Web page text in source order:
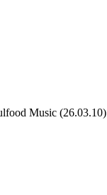
Music (26.03.10)